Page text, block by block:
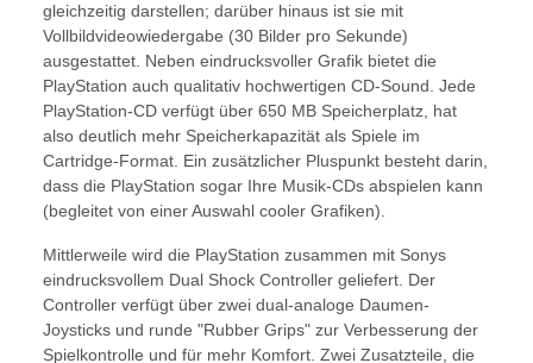
gleichzeitig darstellen; darüber hinaus ist sie mit
Vollbildvideowiedergabe (30 Bilder pro Sekunde)
ausgestattet. Neben eindrucksvoller Grafik bietet die
PlayStation auch qualitativ hochwertigen CD-Sound. Jede
PlayStation-CD verfügt über 650 MB Speicherplatz, hat
also deutlich mehr Speicherkapazität als Spiele im
Cartridge-Format. Ein zusätzlicher Pluspunkt besteht darin,
dass die PlayStation sogar Ihre Musik-CDs abspielen kann
(begleitet von einer Auswahl cooler Grafiken).
Mittlerweile wird die PlayStation zusammen mit Sonys
eindrucksvollem Dual Shock Controller geliefert. Der
Controller verfügt über zwei dual-analoge Daumen-
Joysticks und runde "Rubber Grips" zur Verbesserung der
Spielkontrolle und für mehr Komfort. Zwei Zusatzteile, die